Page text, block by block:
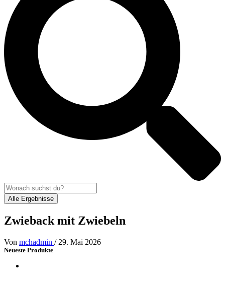
Alle Ergebnisse
Zwieback mit Zwiebeln
Von mchadmin / 29. Mai 2026
Neueste Produkte